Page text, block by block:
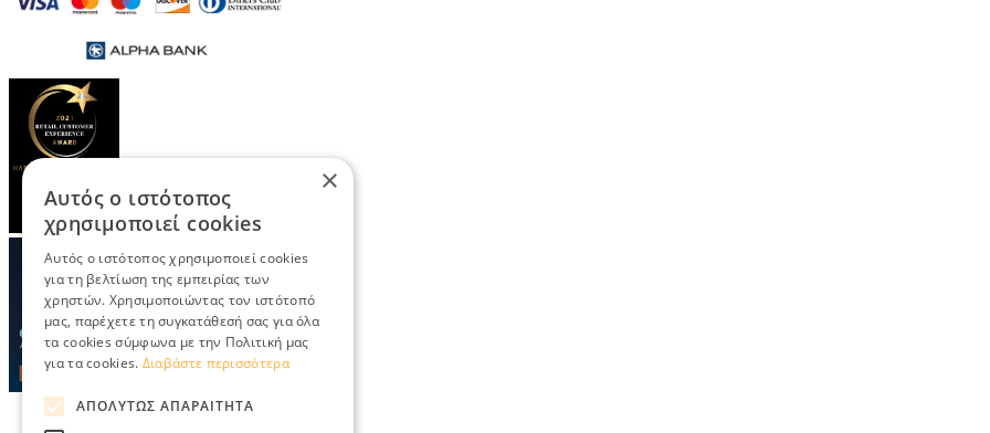
×
Αυτός ο ιστότοπος
χρησιμοποιεί cookies
Αυτός ο ιστότοπος χρησιμοποιεί cookies
για τη βελτίωση της εμπειρίας των
χρηστών. Χρησιμοποιώντας τον ιστότοπό
μας, παρέχετε τη συγκατάθεσή σας για όλα
τα cookies σύμφωνα με την Πολιτική μας
για τα cookies. Διαβάστε περισσότερα
ΑΠΟΛΎΤΩΣ ΑΠΑΡΑΊΤΗΤΑ